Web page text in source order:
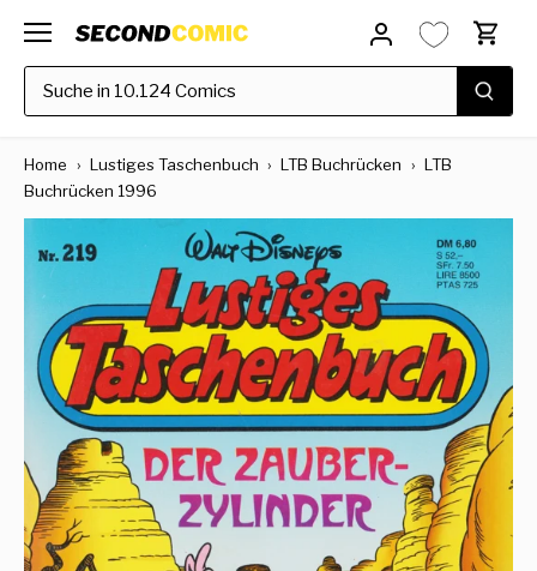
zum
Inhalt
Home › Lustiges Taschenbuch › LTB Buchrücken › LTB
Buchrücken 1996